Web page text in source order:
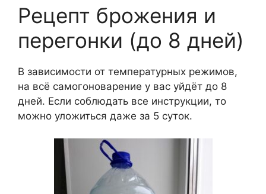
Рецепт брожения и
перегонки (до 8 дней)
В зависимости от температурных режимов,
на всё самогоноварение у вас уйдёт до 8
дней. Если соблюдать все инструкции, то
можно уложиться даже за 5 суток.